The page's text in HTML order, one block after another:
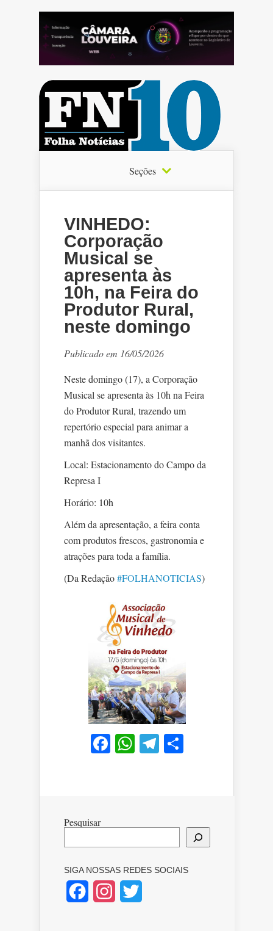
Seções
VINHEDO:
Corporação
Musical se
apresenta às
10h, na Feira do
Produtor Rural,
neste domingo
Publicado em 16/05/2026
Neste domingo (17), a Corporação
Musical se apresenta às 10h na Feira
do Produtor Rural, trazendo um
repertório especial para animar a
manhã dos visitantes.
Local: Estacionamento do Campo da
Represa I
Horário: 10h
Além da apresentação, a feira conta
com produtos frescos, gastronomia e
atrações para toda a família.
(Da Redação#FOLHANOTICIAS)
Facebook
WhatsApp
Telegram
Pesquisar
SIGA NOSSAS REDES SOCIAIS
FacebookInstagram